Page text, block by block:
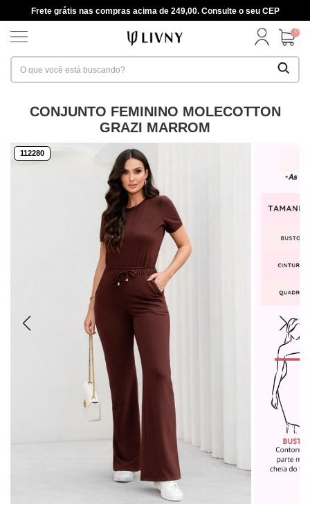
Frete grátis nas compras acima de 249,00. Consulte o seu CEP
0
CONJUNTO FEMININO MOLECOTTON
GRAZI MARROM
112280